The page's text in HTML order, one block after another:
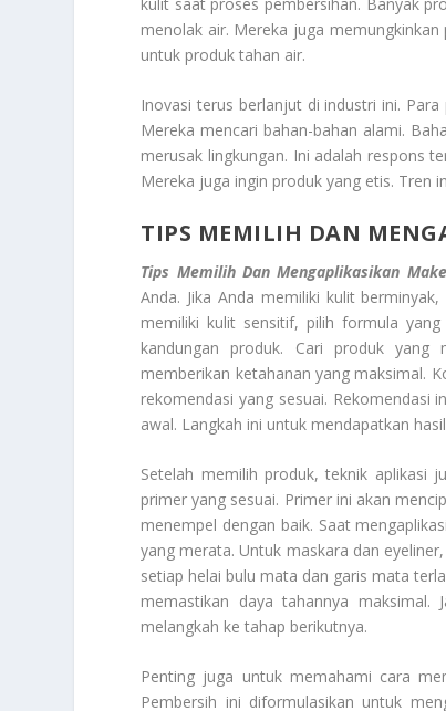
menolak air. Mereka juga
untuk produk tahan air.
Inovasi terus berlanjut di industri ini.
Mereka mencari bahan-bahan alami.
merusak lingkungan. Ini adalah respons
Mereka juga ingin produk yang etis. Tren
TIPS MEMILIH DAN
Tips Memilih Dan Mengaplikasikan
Anda. Jika Anda memiliki kulit
memiliki kulit sensitif, pilih formula
kandungan produk. Cari produk yang
memberikan ketahanan yang maksimal.
rekomendasi yang sesuai. Rekomendasi
awal. Langkah ini untuk mendapatkan
Setelah memilih produk, teknik aplikasi
primer yang sesuai. Primer ini akan
menempel dengan baik. Saat
yang merata. Untuk maskara dan
setiap helai bulu mata dan garis mata
memastikan daya tahannya maksimal.
melangkah ke tahap berikutnya.
Penting juga untuk memahami cara
Pembersih ini diformulasikan untuk